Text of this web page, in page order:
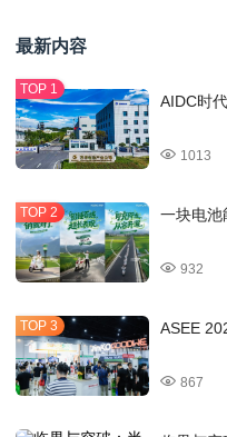
最新内容
AIDC时
1013
一块电池
932
ASEE
867